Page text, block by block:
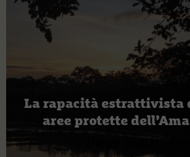
La rapacità estrattivista
aree protette